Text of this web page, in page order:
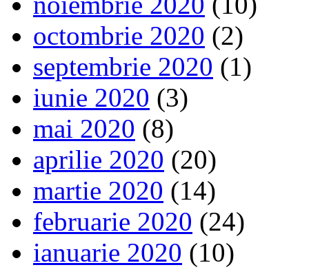
octombrie 2020 (2)
septembrie 2020 (1)
iunie 2020 (3)
mai 2020 (8)
aprilie 2020 (20)
martie 2020 (14)
februarie 2020 (24)
ianuarie 2020 (10)